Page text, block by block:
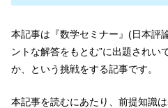
本記事は『数学セミナー』(日本評
ントな解答をもとむ”に出題されい
か、という挑戦をする記事です。
本記事を読むにあたり、前提知識